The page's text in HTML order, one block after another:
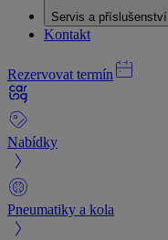
Servis a příslušenství
Kontakt
Rezervovat termín
Nabídky
Pneumatiky a kola